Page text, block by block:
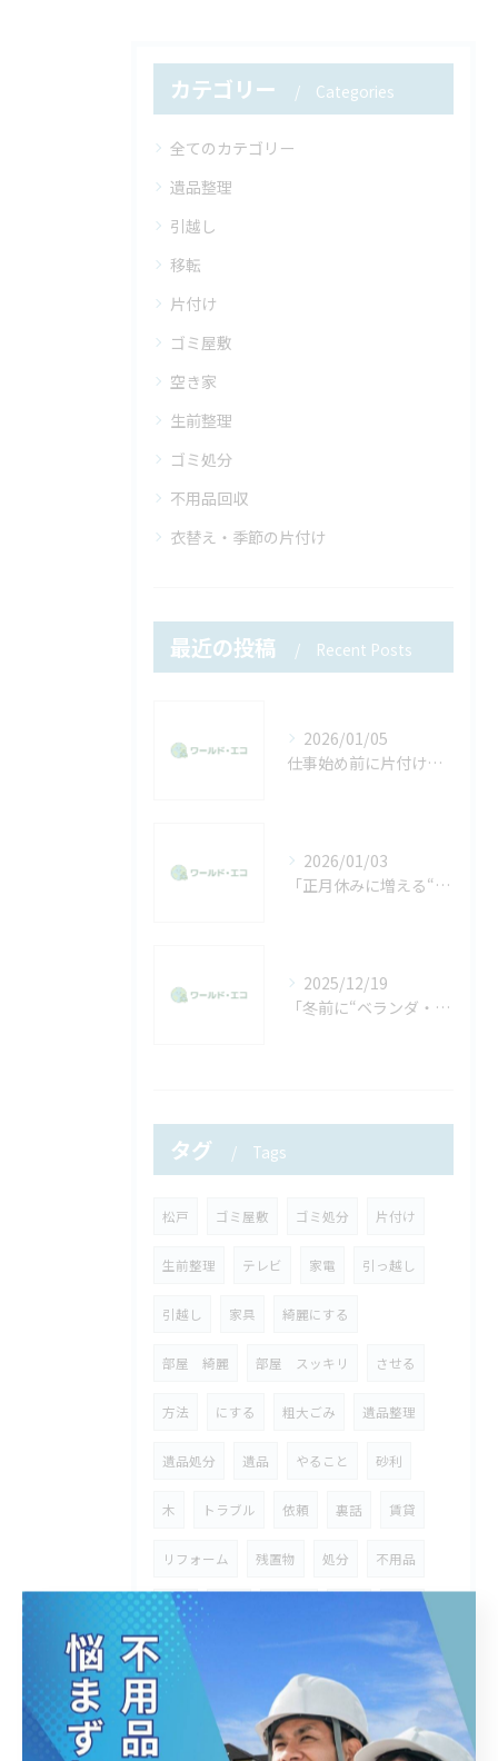
カテゴリー Categories
全てのカテゴリー
遺品整理
引越し
移転
片付け
ゴミ屋敷
空き家
生前整理
ゴミ処分
不用品回収
衣替え・季節の片付け
最近の投稿 Recent Posts
2026/01/05
仕事始め前に片付けたい不用品。年末年始で溜まった物をリセットしませんか？
2026/01/03
「正月休みに増える“不用品回収”の相談。年末に片付けきれなかった方へ」
2025/12/19
「冬前に“ベランダ・物置”の片付けをする人が増える理由。放置した不用品は早めに処分を」
タグ Tags
松戸 ゴミ屋敷 ゴミ処分 片付け
生前整理 テレビ 家電 引っ越し
引越し 家具 綺麗にする
部屋 綺麗 部屋 スッキリ させる
方法 にする 粗大ごみ 遺品整理
遺品処分 遺品 やること 砂利
木 トラブル 依頼 裏話 賃貸
リフォーム 残置物 処分 不用品
ゴミ
被害家具 廃棄
自治体回収 限界 津波
水没 即日 即日対応 対応